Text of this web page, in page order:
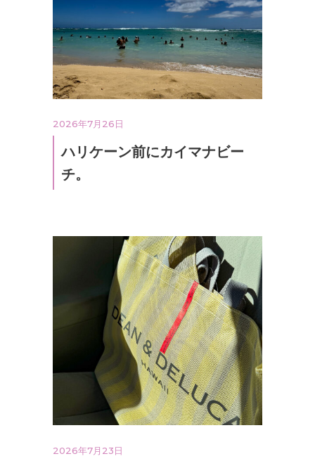
2026年7月26日
ハリケーン前にカイマナビー
チ。
2026年7月23日